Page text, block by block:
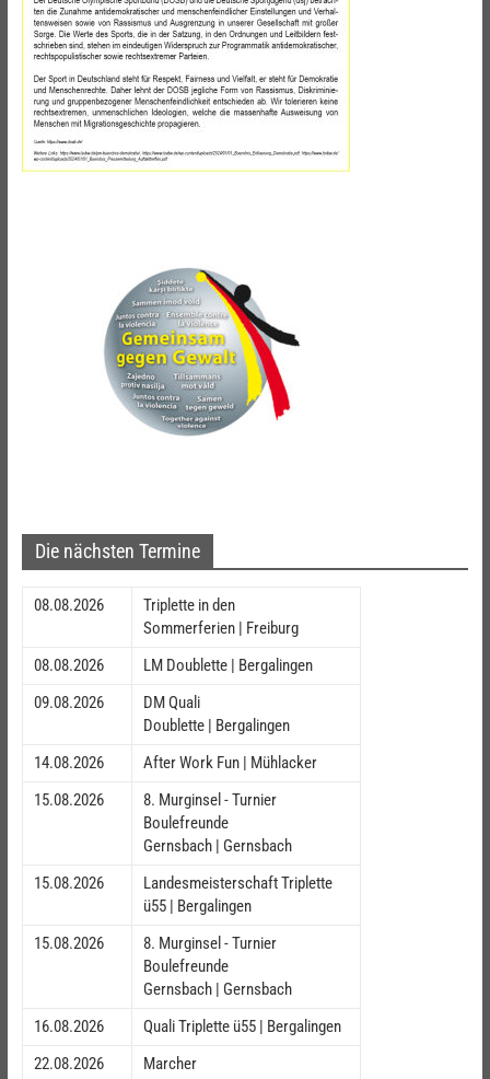
Die nächsten Termine
08.08.2026
Triplette in den
Sommerferien | Freiburg
08.08.2026
LM Doublette | Bergalingen
09.08.2026
DM Quali
Doublette | Bergalingen
14.08.2026
After Work Fun | Mühlacker
15.08.2026
8. Murginsel - Turnier
Boulefreunde
Gernsbach | Gernsbach
15.08.2026
Landesmeisterschaft Triplette
ü55 | Bergalingen
15.08.2026
8. Murginsel - Turnier
Boulefreunde
Gernsbach | Gernsbach
16.08.2026
Quali Triplette ü55 | Bergalingen
22.08.2026
Marcher